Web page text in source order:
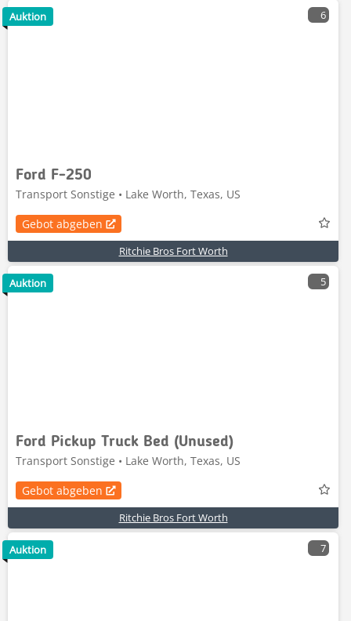
6
Ford F-250
Transport Sonstige • Lake Worth, Texas, US
Gebot abgeben
Ritchie Bros Fort Worth
Auktion
5
Ford Pickup Truck Bed (Unused)
Transport Sonstige • Lake Worth, Texas, US
Gebot abgeben
Ritchie Bros Fort Worth
Auktion
7
Auktion